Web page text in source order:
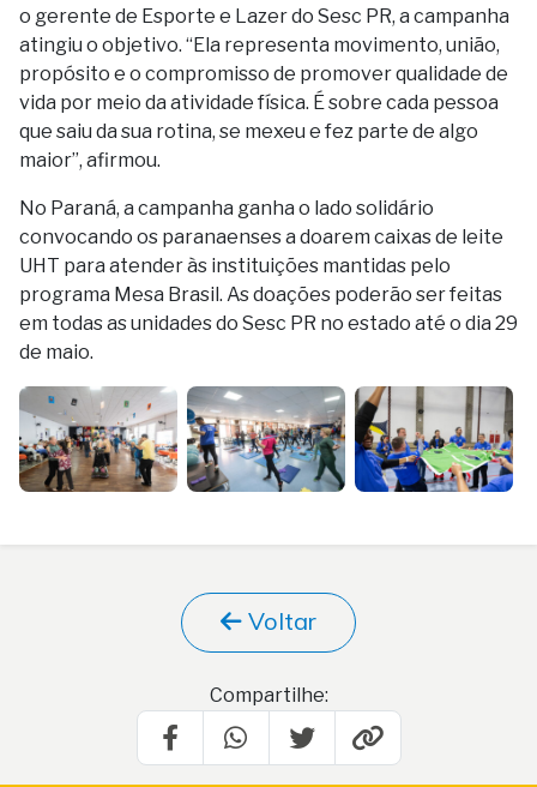
o gerente de Esporte e Lazer do Sesc PR, a campanha
atingiu o objetivo. “Ela representa movimento, união,
propósito e o compromisso de promover qualidade de
vida por meio da atividade física. É sobre cada pessoa
que saiu da sua rotina, se mexeu e fez parte de algo
maior”, afirmou.
No Paraná, a campanha ganha o lado solidário
convocando os paranaenses a doarem caixas de leite
UHT para atender às instituições mantidas pelo
programa Mesa Brasil. As doações poderão ser feitas
em todas as unidades do Sesc PR no estado até o dia 29
de maio.
Voltar
Compartilhe: